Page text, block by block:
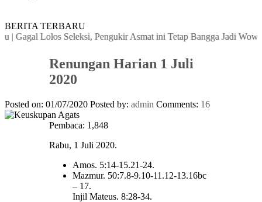
BERITA TERBARU
Lolos Seleksi, Pengukir Asmat ini Tetap Bangga Jadi Wow
Renungan Harian 1 Juli
2020
Posted on: 01/07/2020 Posted by: admin Comments: 16
Pembaca: 1,848
Rabu, 1 Juli 2020.
Amos. 5:14-15.21-24.
Mazmur. 50:7.8-9.10-11.12-13.16bc
– 17.
Injil Mateus. 8:28-34.